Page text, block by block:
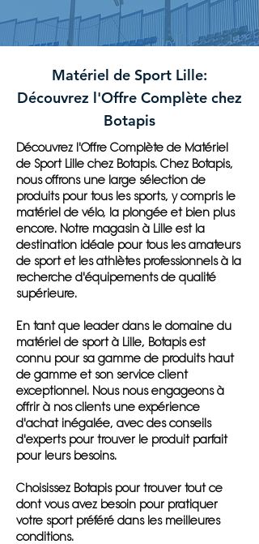
Matériel de Sport Lille:
Découvrez l'Offre Complète chez
Botapis
Découvrez l'Offre Complète de Matériel
de Sport Lille chez Botapis. Chez Botapis,
nous offrons une large sélection de
produits pour tous les sports, y compris le
matériel de vélo, la plongée et bien plus
encore. Notre magasin à Lille est la
destination idéale pour tous les amateurs
de sport et les athlètes professionnels à la
recherche d'équipements de qualité
supérieure.
En tant que leader dans le domaine du
matériel de sport à Lille, Botapis est
connu pour sa gamme de produits haut
de gamme et son service client
exceptionnel. Nous nous engageons à
offrir à nos clients une expérience
d'achat inégalée, avec des conseils
d'experts pour trouver le produit parfait
pour leurs besoins.
Choisissez Botapis pour trouver tout ce
dont vous avez besoin pour pratiquer
votre sport préféré dans les meilleures
conditions.